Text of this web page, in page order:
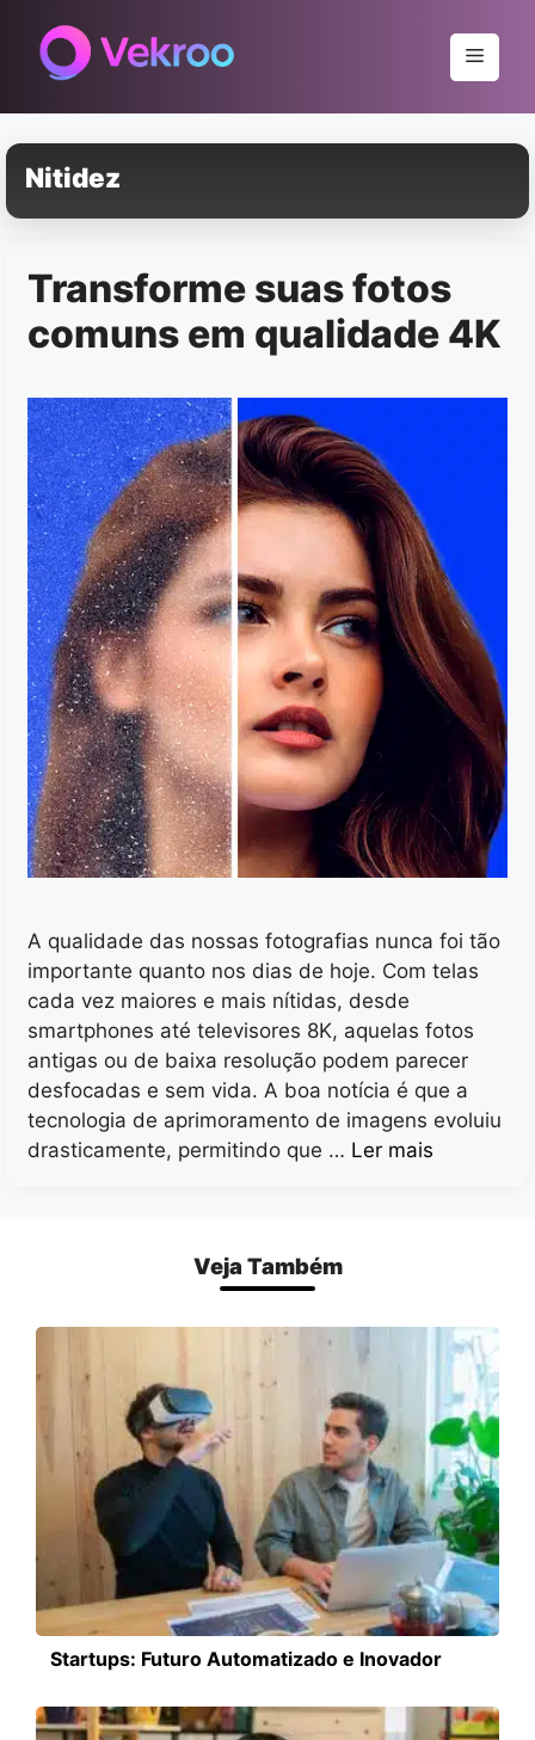
para
Menu
Nitidez
Transforme suas fotos
comuns em qualidade 4K
A qualidade das nossas fotografias nunca foi tão
importante quanto nos dias de hoje. Com telas
cada vez maiores e mais nítidas, desde
smartphones até televisores 8K, aquelas fotos
antigas ou de baixa resolução podem parecer
desfocadas e sem vida. A boa notícia é que a
tecnologia de aprimoramento de imagens evoluiu
drasticamente, permitindo que … Ler mais
Veja Também
Startups: Futuro Automatizado e Inovador